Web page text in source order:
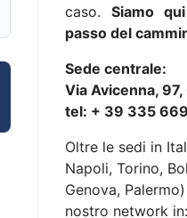
caso. Siamo
passo del
Sede centrale:
Via Avicenna,
tel: + 39 335
Oltre le sedi in
Napoli, Torino,
Genova,
nostro network in: